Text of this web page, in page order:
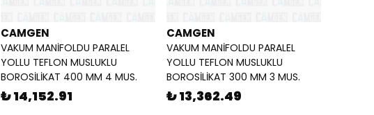
CAMGEN
VAKUM MANİFOLDU PARALEL
YOLLU TEFLON MUSLUKLU
BOROSİLİKAT 400 MM 4 MUS.
₺ 14,152.91
CAMGEN
VAKUM MANİFOLDU PARALEL
YOLLU TEFLON MUSLUKLU
BOROSİLİKAT 300 MM 3 MUS.
₺ 13,362.49